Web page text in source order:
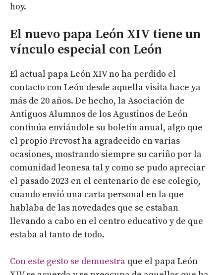
hoy.
El nuevo papa León XIV tiene un
vínculo especial con León
El actual papa León XIV no ha perdido el
contacto con León desde aquella visita hace ya
más de 20 años. De hecho, la Asociación de
Antiguos Alumnos de los Agustinos de León
continúa enviándole su boletín anual, algo que
el propio Prevost ha agradecido en varias
ocasiones, mostrando siempre su cariño por la
comunidad leonesa tal y como se pudo apreciar
el pasado 2023 en el centenario de ese colegio,
cuando envió una carta personal en la que
hablaba de las novedades que se estaban
llevando a cabo en el centro educativo y de que
estaba al tanto de todo.
Con este gesto se demuestra que el papa León